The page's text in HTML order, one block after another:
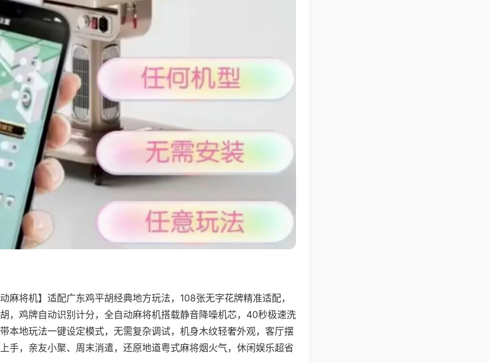
麻将机】适配广东鸡平胡经典地方玩法，108张无字花牌精准适配，
，鸡牌自动识别计分，全自动麻将机搭载静音降噪机芯，40秒极速洗
本地玩法一键设定模式，无需复杂调试，机身木纹轻奢外观，客厅摆
手，亲友小聚、周末消遣，还原地道粤式麻将烟火气，休闲娱乐超省